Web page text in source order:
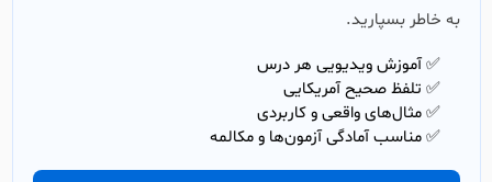
به خاطر بسپارید.
✅ آموزش ویدیویی هر درس
✅ تلفظ صحیح آمریکایی
✅ مثال‌های واقعی و کاربردی
✅ مناسب آمادگی آزمون‌ها و مکالمه